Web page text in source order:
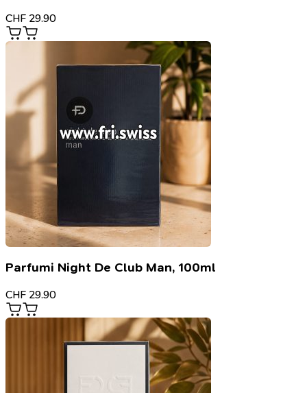
CHF 29.90
Parfumi Night De Club Man, 100ml
CHF 29.90